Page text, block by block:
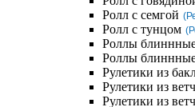
Ролл с семгой
Ролл с тунцом
Роллы
Роллы
Рулетики из
Рулетики из
Рулетики из